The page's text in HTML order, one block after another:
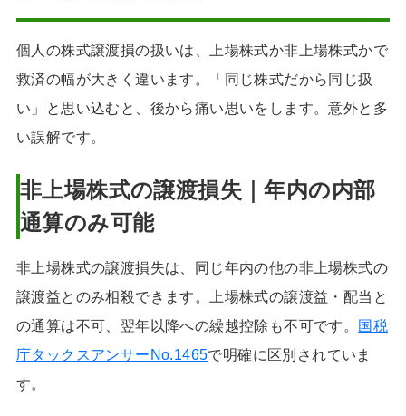
個人の株式譲渡損の扱いは、上場株式か非上場株式かで
救済の幅が大きく違います。「同じ株式だから同じ扱
い」と思い込むと、後から痛い思いをします。意外と多
い誤解です。
非上場株式の譲渡損失｜年内の内部
通算のみ可能
非上場株式の譲渡損失は、同じ年内の他の非上場株式の
譲渡益とのみ相殺できます。上場株式の譲渡益・配当と
の通算は不可、翌年以降への繰越控除も不可です。
国税
庁タックスアンサーNo.1465で明確に区別されていま
す。